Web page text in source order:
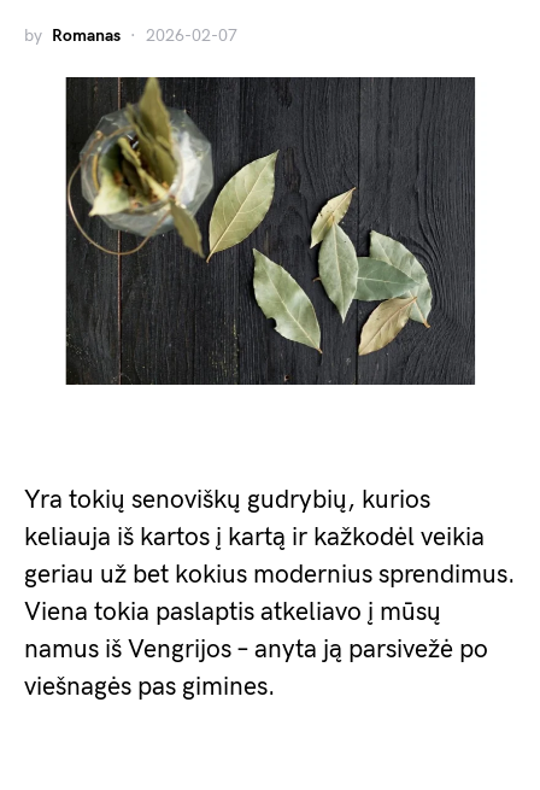
by Romanas 2026-02-07
Yra tokių senoviškų gudrybių, kurios
keliauja iš kartos į kartą ir kažkodėl veikia
geriau už bet kokius modernius sprendimus.
Viena tokia paslaptis atkeliavo į mūsų
namus iš Vengrijos – anyta ją parsivežė po
viešnagės pas gimines.